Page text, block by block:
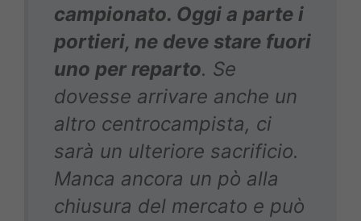
campionato. Oggi a parte i
portieri, ne deve stare fuori
uno per reparto. Se
dovesse arrivare anche un
altro centrocampista, ci
sarà un ulteriore sacrificio.
Manca ancora un pò alla
chiusura del mercato e può